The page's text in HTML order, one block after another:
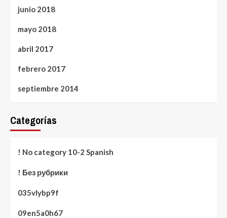
junio 2018
mayo 2018
abril 2017
febrero 2017
septiembre 2014
Categorías
! No category 10-2 Spanish
! Без рубрики
035vlybp9f
09en5a0h67